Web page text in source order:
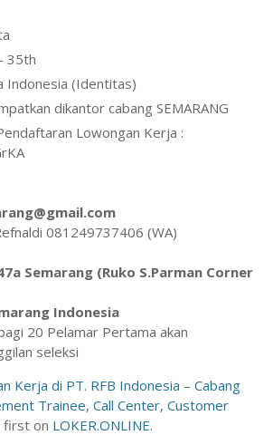
35th
Indonesia (Identitas)
dikantor cabang SEMARANG
Lowongan Kerja :
081249737406 (WA)
Semarang (Ruko S.Parman Corner
Indonesia
20 Pelamar Pertama akan
seleksi
Kerja di PT. RFB Indonesia – Cabang
Trainee, Call Center, Customer
first on LOKER.ONLINE.